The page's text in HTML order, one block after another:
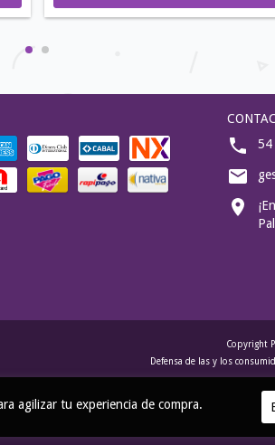
agilizar tu experiencia de compra.
54
Copyright
Defensa de las y los